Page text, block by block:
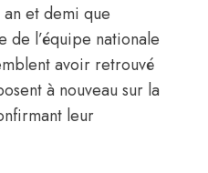
an et demi que
de l’équipe nationale
avoir retrouvé
à nouveau sur la
leur